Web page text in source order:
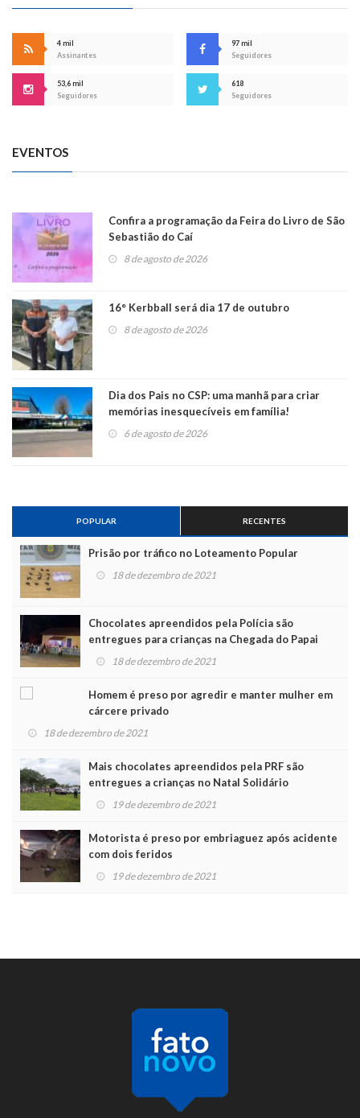
4 mil
Assinantes
97 mil
Seguidores
53,6 mil
Seguidores
618
Seguidores
EVENTOS
Confira a programação da Feira do Livro de São
Sebastião do Caí
8 de agosto de 2026
16° Kerbball será dia 17 de outubro
8 de agosto de 2026
Dia dos Pais no CSP: uma manhã para criar
memórias inesquecíveis em família!
6 de agosto de 2026
POPULAR RECENTES
Prisão por tráfico no Loteamento Popular
18 de dezembro de 2021
Chocolates apreendidos pela Polícia são
entregues para crianças na Chegada do Papai
Noel
18 de dezembro de 2021
Homem é preso por agredir e manter mulher em
cárcere privado
18 de dezembro de 2021
Mais chocolates apreendidos pela PRF são
entregues a crianças no Natal Solidário
19 de dezembro de 2021
Motorista é preso por embriaguez após acidente
com dois feridos
19 de dezembro de 2021